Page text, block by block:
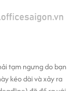
tạm ngưng do bạn
kéo dài và xảy ra